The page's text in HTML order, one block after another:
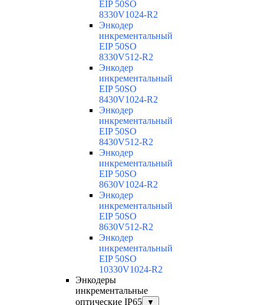
EIP 50SO
8330V1024-R2
Энкодер
инкрементальный
EIP 50SO
8330V512-R2
Энкодер
инкрементальный
EIP 50SO
8430V1024-R2
Энкодер
инкрементальный
EIP 50SO
8430V512-R2
Энкодер
инкрементальный
EIP 50SO
8630V1024-R2
Энкодер
инкрементальный
EIP 50SO
8630V512-R2
Энкодер
инкрементальный
EIP 50SO
10330V1024-R2
Энкодеры
инкрементальные
оптические IP65
▼